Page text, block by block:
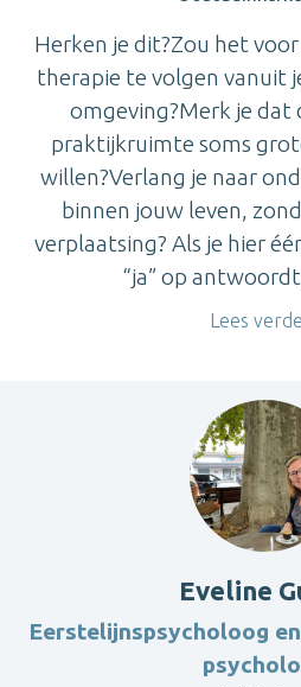
Herken je dit?Zou het
therapie te volgen vanuit
omgeving?Merk je dat
praktijkruimte soms
willen?Verlang je naar
binnen jouw leven,
verplaatsing? Als je hier
“ja” op
Lees
Eveline
Eerstelijnspsycholoog